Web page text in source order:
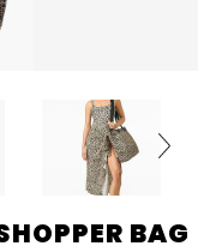
Next
BAG